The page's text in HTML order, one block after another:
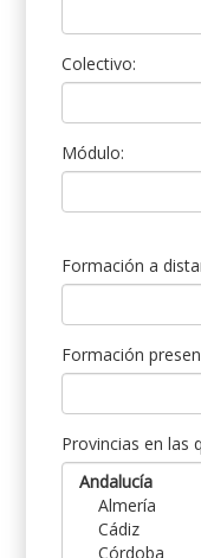
Colectivo:
Módulo:
Formación a
Formación
Provincias en las